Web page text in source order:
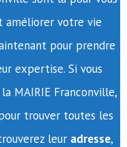
améliorer votre vie
pour prendre
expertise. Si vous
MAIRIE Franconville,
trouver toutes les
leur adresse,